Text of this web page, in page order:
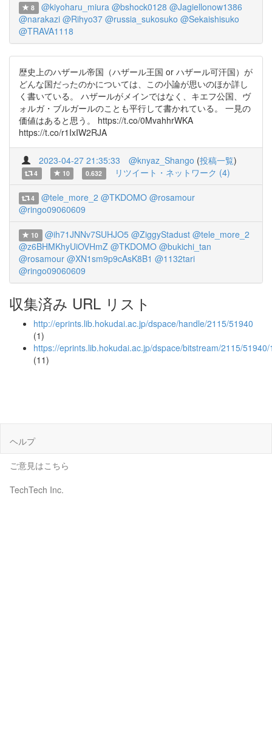
8 @kiyoharu_miura @bshock0128 @Jagiellonow1386
@narakazi @Rihyo37 @russia_sukosuko @Sekaishisuko
@TRAVA1118
歴史上のハザール帝国（ハザール王国 or ハザール可汗国）が
どんな国だったのかについては、この小論が思いのほか詳し
く書いている。 ハザールがメインではなく、キエフ公国、ヴ
ォルガ・ブルガールのことも平行して書かれている。 一見の
価値はあると思う。 https://t.co/0MvahhrWKA
https://t.co/r1IxIW2RJA
2023-04-27 21:35:33 @knyaz_Shango (投稿一覧)
4 10 0.632 リツイート・ネットワーク (4)
4 @tele_more_2 @TKDOMO @rosamour
@ringo09060609
10 @ih71JNNv7SUHJO5 @ZiggyStadust @tele_more_2
@z6BHMKhyUiOVHmZ @TKDOMO @bukichi_tan
@rosamour @XN1sm9p9cAsK8B1 @1132tari
@ringo09060609
収集済み URL リスト
http://eprints.lib.hokudai.ac.jp/dspace/handle/2115/51940
(1)
https://eprints.lib.hokudai.ac.jp/dspace/bitstream/2115/
(11)
ヘルプ
ご意見はこちら
TechTech Inc.